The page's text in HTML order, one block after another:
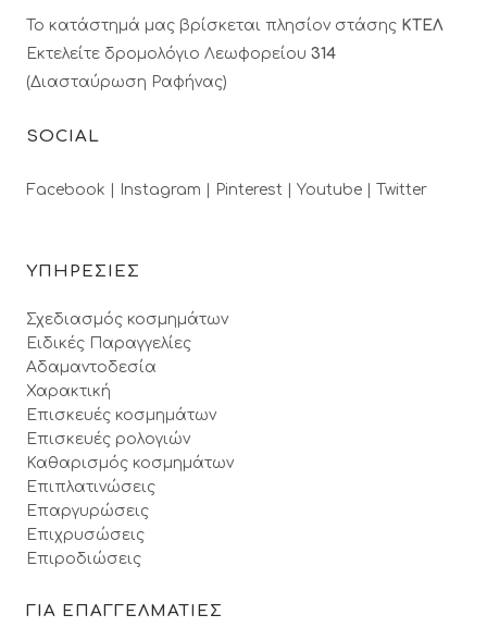
Το κατάστημά μας βρίσκεται πλησίον στάσης ΚΤΕΛ
Εκτελείτε δρομολόγιο Λεωφορείου 314
(Διασταύρωση Ραφήνας)
SOCIAL
Facebook | Instagram | Pinterest | Youtube | Twitter
ΥΠΗΡΕΣΙΕΣ
Σχεδιασμός κοσμημάτων
Ειδικές Παραγγελίες
Αδαμαντοδεσία
Χαρακτική
Επισκευές κοσμημάτων
Επισκευές ρολογιών
Καθαρισμός κοσμημάτων
Επιπλατινώσεις
Επαργυρώσεις
Επιχρυσώσεις
Επιροδιώσεις
ΓΙΑ ΕΠΑΓΓΕΛΜΑΤΙΕΣ